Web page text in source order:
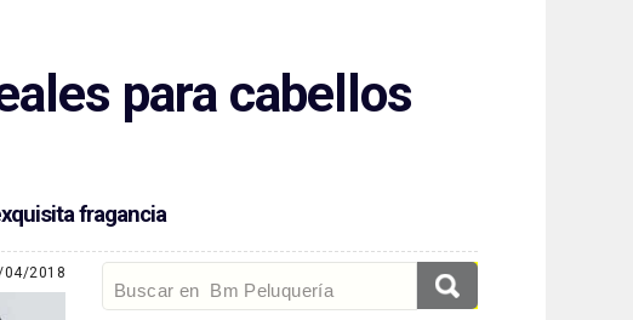
para cabellos
fragancia
04/2018